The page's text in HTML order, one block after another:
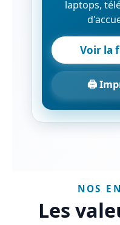
laptops,
Voir la
🖨️
NOS
Les